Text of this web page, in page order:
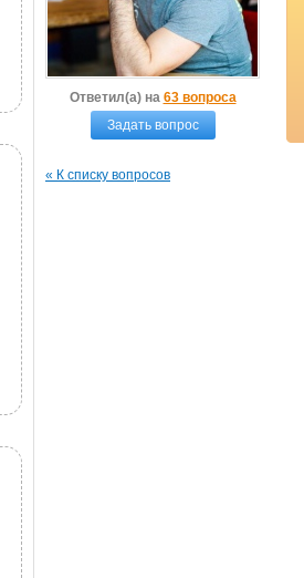
Ответил(а) на 63 вопроса
Задать вопрос
« К списку вопросов